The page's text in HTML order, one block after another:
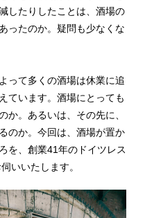
したりしたことは、酒場の
ったのか。疑問も少なくな
って多くの酒場は休業に追
ています。酒場にとっても
か。あるいは、その先に、
のか。今回は、酒場が置か
を、創業41年のドイツレス
いいたします。